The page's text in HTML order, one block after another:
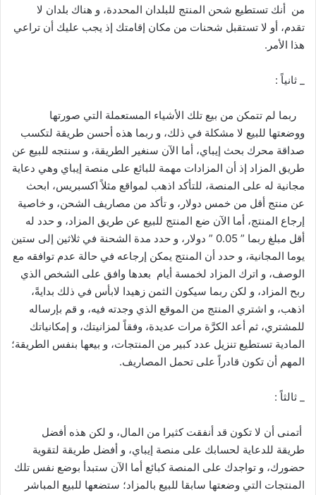
من أنك تستطيع شحن المنتج للبلدان المحددة، و هناك بلدان لا
تقدم، أو لا تستقبل شحنات من مكان إقامتك إذ يجب عليك أن تراعي
هذا الأمر.
_ ثانياً :
ربما لم تتمكن من بيع تلك الأشياء المستعملة التي صورتها
ووضعتها للبيع لا مشكلة في ذلك، و ربما هذه أحسن طريقة لتكسب
صداقة محرك بحث إيباي، أما الآن سنغير الطريقة، و سنتجه للبيع عن
طريق المزاد إذ أن المزادات مهمة للبائع على منصة إيباي وهي دعاية
مجانية له على المنصة، للتأكد اذهب لمواقع مثلاً اكسبريس، ابحث
عن منتج أقل من خمس دولار، و تأكد من مصاريف الشحن، و خاصية
إرجاع المنتج، أما الآن ضع المنتج للبيع عن طريق المزاد، و حدد له
أقل مبلغ ربما ” 0.05 ” دولار، و حدد مدة الشحنة في ثلاثين إلى ستين
يوما المجانية، و حدد أن المنتج يمكن إرجاعه في حالة عدم توافقه مع
الوصف، و اترك المزاد لخمسة أيام بعدها وافق على الشخص الذي
ربح المزاد، و لكن ربما سيكون الثمن زهيدا لابأس في ذلك بدايةً،
اذهب، و اشتري المنتج من الموقع الذي وجدته فيه، و قم بإرساله
للمشتري، ثم أعد الكرَّة مرات عديدة، وفقاً لمزانيتك، و إمكانياتك
المادية تستطيع تنزيل عدد كبير من المنتجات، و بيعها بنفس الطريقة؛
المهم أن تكون قادراً على تحمل المصاريف.
_ ثالثاً :
أتمنى أن لا تكون قد أنفقت كثيرا من المال، و لكن هذه أفضل
طريقة للدعاية لحسابك على منصة إيباي، و أفضل طريقة لتقوية
حضورك، و تواجدك على المنصة كبائع أما الآن ستبدأ بوضع نفس تلك
المنتجات التي وضعتها سابقا للبيع بالمزاد؛ ستضعها للبيع المباشر